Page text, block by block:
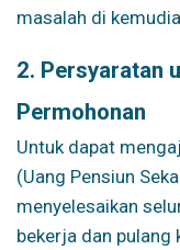
masalah di
2. Persyaratan
Permohonan
Untuk dapat
(Uang Pensiun
menyelesaikan
bekerja dan pulang